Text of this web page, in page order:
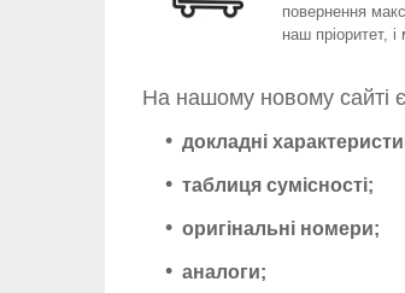
повернення
наш пріоритет,
На нашому новому сайті
докладні
таблиця сумісності;
оригінальні номери;
аналоги;